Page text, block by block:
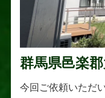
群馬県邑楽
トネリコの
今回ご依頼いただ